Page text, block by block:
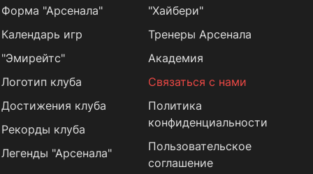
Форма "Арсенала"
Календарь игр
"Хайбери"
Тренеры Арсенала
"Эмирейтс"
Логотип клуба
Достижения клуба
Рекорды клуба
Легенды "Арсенала"
Академия
Связаться с нами
Политика
конфиденциальности
Пользовательское
соглашение